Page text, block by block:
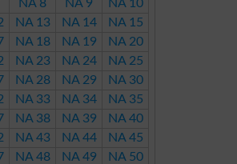
NA 8 NA 9
NA 10
NA 13 NA 14
NA 15
NA 18 NA 19
NA 20
NA 23 NA 24
NA 25
NA 28 NA 29
NA 30
NA 33 NA 34
NA 35
NA 38 NA 39
NA 40
NA 43 NA 44
NA 45
NA 48 NA 49
NA 50